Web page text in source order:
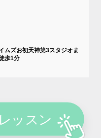
ムズお初天神第3スタジオま
歩1分